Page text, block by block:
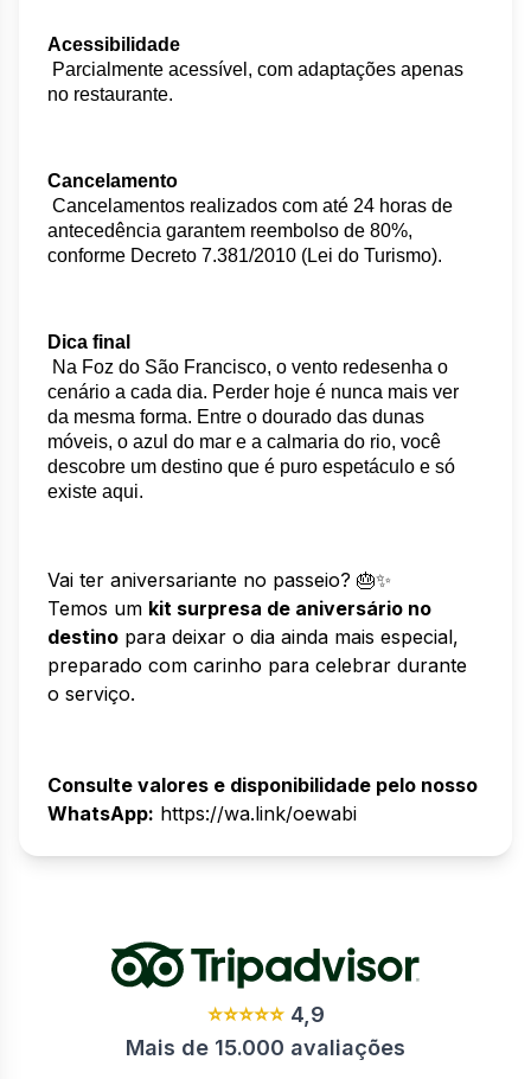
Acessibilidade
no restaurante.
Cancelamento
antecedência garantem reembolso de 80%,
conforme Decreto 7.381/2010 (Lei do Turismo).
Dica final
cenário a cada dia. Perder hoje é nunca mais ver
da mesma forma. Entre o dourado das dunas
móveis, o azul do mar e a calmaria do rio, você
descobre um destino que é puro espetáculo e só
existe aqui.
Vai ter aniversariante no passeio? 🎂✨
Temos um kit surpresa de aniversário no
destino para deixar o dia ainda mais especial,
preparado com carinho para celebrar durante
o serviço.
Consulte valores e disponibilidade pelo nosso
WhatsApp: https://wa.link/oewabi
⭐⭐⭐⭐⭐4,9
Mais de 15.000 avaliações